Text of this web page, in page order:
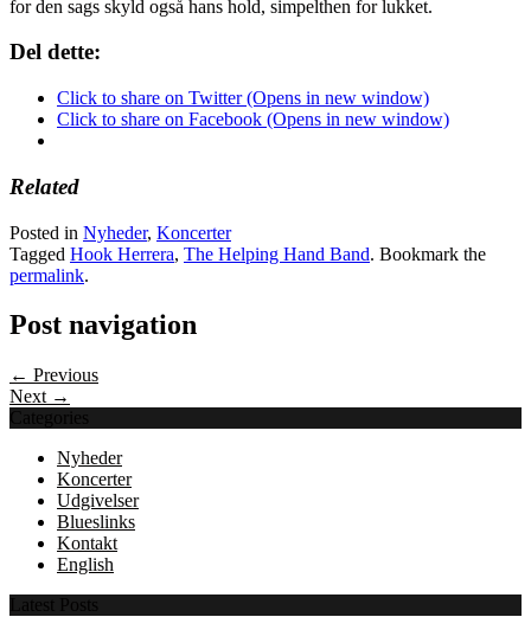
for den sags skyld også hans hold, simpelthen for lukket.
Del dette:
Click to share on Twitter (Opens in new window)
Click to share on Facebook (Opens in new window)
Related
Posted in Nyheder, Koncerter
Tagged Hook Herrera, The Helping Hand Band. Bookmark the
permalink.
Post navigation
← Previous
Next →
Categories
Nyheder
Koncerter
Udgivelser
Blueslinks
Kontakt
English
Latest Posts